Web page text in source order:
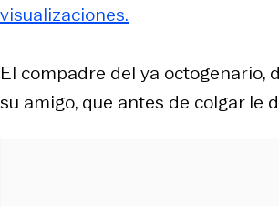
visualizaciones.
El compadre del ya octogenario,
su amigo, que antes de colgar le